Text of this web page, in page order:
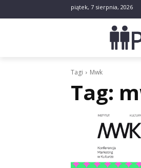
piątek, 7 sierpnia, 2026
Tagi Mwk
Tag: